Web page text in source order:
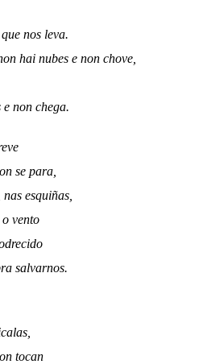
nos leva.
hai nubes e non chove,
non chega.
se para,
esquiñas,
vento
salvarnos.
tocan